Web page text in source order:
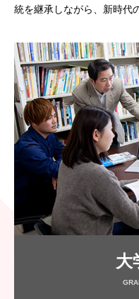
統を継承しながら、新時代
大